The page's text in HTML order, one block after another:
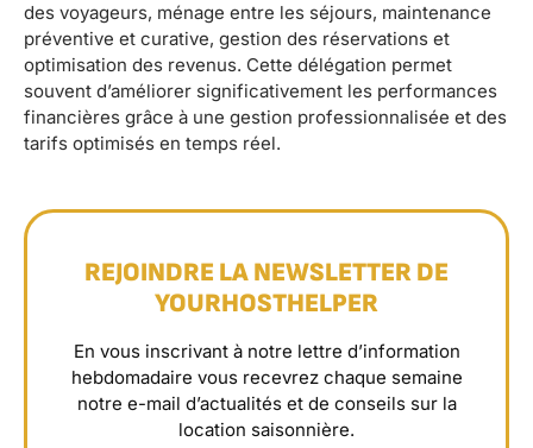
des voyageurs, ménage entre les séjours, maintenance
préventive et curative, gestion des réservations et
optimisation des revenus. Cette délégation permet
souvent d’améliorer significativement les performances
financières grâce à une gestion professionnalisée et des
tarifs optimisés en temps réel.
REJOINDRE LA NEWSLETTER DE
YOURHOSTHELPER
En vous inscrivant à notre lettre d’information
hebdomadaire vous recevrez chaque semaine
notre e-mail d’actualités et de conseils sur la
location saisonnière.